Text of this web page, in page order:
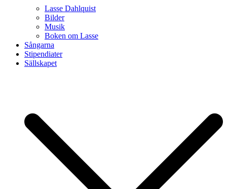
Lasse Dahlquist
Bilder
Musik
Boken om Lasse
Sångarna
Stipendiater
Sällskapet